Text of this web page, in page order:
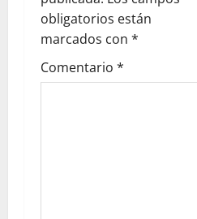
ó
n
obligatorios están
marcados con *
Comentario *